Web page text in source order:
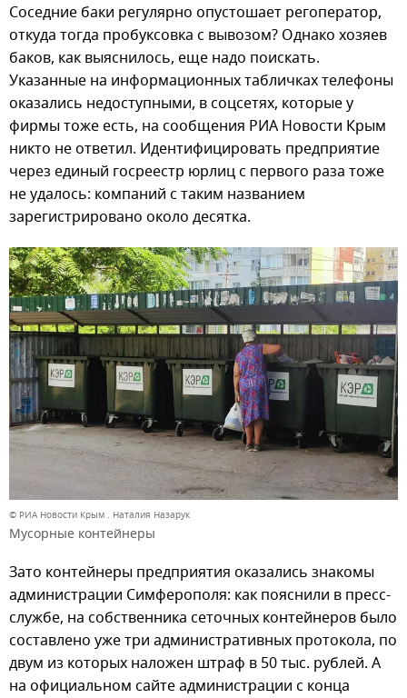
Соседние баки регулярно опустошает регоператор,
откуда тогда пробуксовка с вывозом? Однако хозяев
баков, как выяснилось, еще надо поискать.
Указанные на информационных табличках телефоны
оказались недоступными, в соцсетях, которые у
фирмы тоже есть, на сообщения РИА Новости Крым
никто не ответил. Идентифицировать предприятие
через единый госреестр юрлиц с первого раза тоже
не удалось: компаний с таким названием
зарегистрировано около десятка.
© РИА Новости Крым . Наталия Назарук
Мусорные контейнеры
Зато контейнеры предприятия оказались знакомы
администрации Симферополя: как пояснили в пресс-
службе, на собственника сеточных контейнеров было
составлено уже три административных протокола, по
двум из которых наложен штраф в 50 тыс. рублей. А
на официальном сайте администрации с конца